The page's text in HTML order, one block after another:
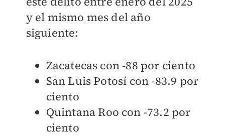
y el mismo mes del año
siguiente:
Zacatecas con -88 por ciento
San Luis Potosí con -83.9 por
ciento
Quintana Roo con -73.2 por
ciento